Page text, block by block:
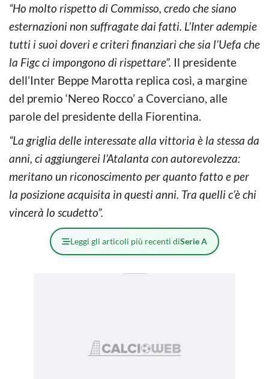
“Ho molto rispetto di Commisso, credo che siano
esternazioni non suffragate dai fatti. L’Inter adempie
tutti i suoi doveri e criteri finanziari che sia l’Uefa che
la Figc ci impongono di rispettare”. Il presidente
dell’Inter Beppe Marotta replica così, a margine
del premio ‘Nereo Rocco’ a Coverciano, alle
parole del presidente della Fiorentina.
“La griglia delle interessate alla vittoria è la stessa da
anni, ci aggiungerei l’Atalanta con autorevolezza:
meritano un riconoscimento per quanto fatto e per
la posizione acquisita in questi anni. Tra quelli c’è chi
vincerà lo scudetto”.
Leggi gli articoli più recenti diSerie A